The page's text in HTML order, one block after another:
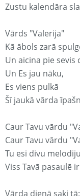
Zustu kalendāra
Vārds "Valerija"
Kā ābols zarā
Un aicina pie sevis
Un Es jau nāku,
Es viens pulkā
Šī jaukā vārda
Caur Tavu vārdu
Caur Tavu vārdu
Tu esi divu
Viss Tavā pasaulē
Vārda dienā saki tā: